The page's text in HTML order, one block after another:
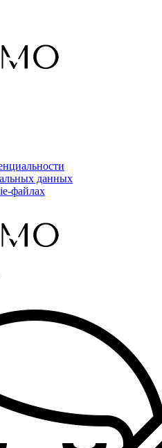
данных
файлах